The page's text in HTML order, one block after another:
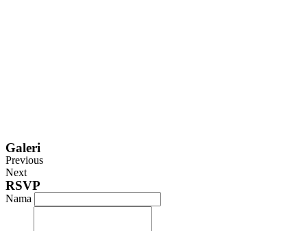
Galeri
Previous
Next
RSVP
Nama